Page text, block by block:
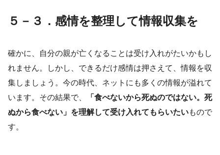
５－３．感情を整理して情報収集を
確かに、自分の親が亡くなることは受け入れがたいかもし
れません。しかし、できるだけ感情は押さえて、情報を収
集しましょう。今の時代、ネットにも多くの情報が溢れて
います。その結果で、
「食べないから死ぬのではない。死
ぬから食べない」を理解して受け入れてもらいたいもので
す。